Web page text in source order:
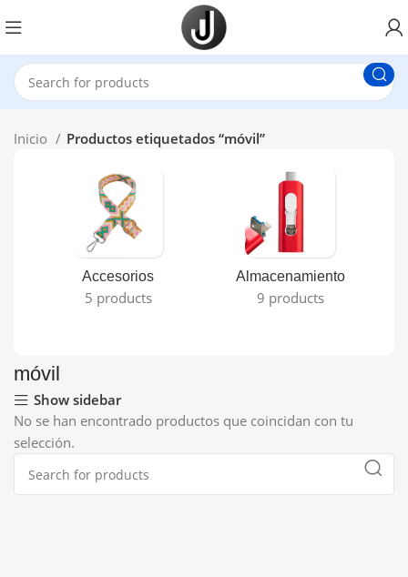
Inicio Productos etiquetados “móvil”
Accesorios
5 products
Almacenamiento
9 products
móvil
Show sidebar
No se han encontrado productos que coincidan con tu
selección.